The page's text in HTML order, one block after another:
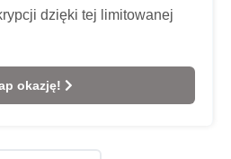
dzięki tej limitowanej
okazję!